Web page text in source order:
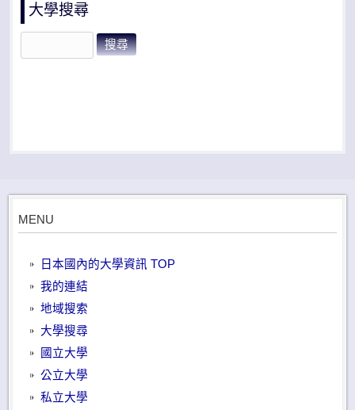
大學搜尋
MENU
日本國內的大學資訊 TOP
我的連結
地域搜索
大學搜尋
國立大學
公立大學
私立大學